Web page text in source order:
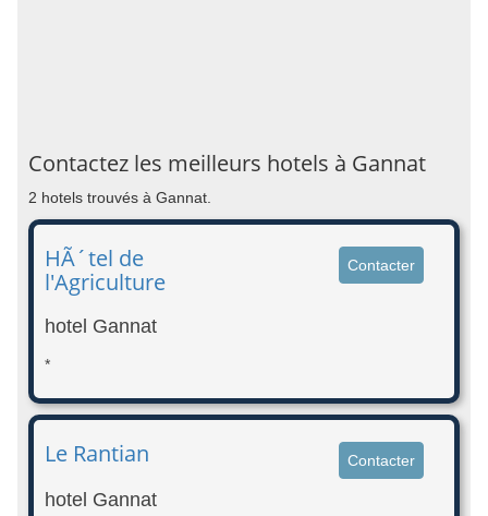
Contactez les meilleurs hotels à Gannat
2 hotels trouvés à Gannat.
HÃ´tel de
l'Agriculture
Contacter
hotel Gannat
*
Le Rantian Contacter
hotel Gannat